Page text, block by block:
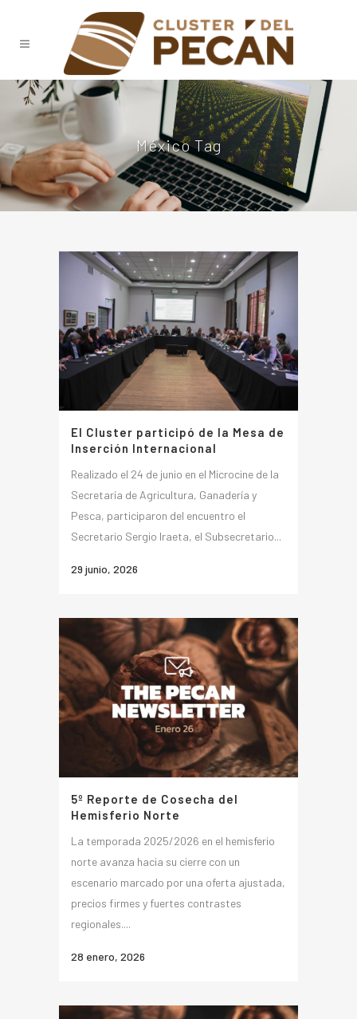
México Tag
El Cluster participó de la Mesa de
Inserción Internacional
Realizado el 24 de junio en el Microcine de la
Secretaría de Agricultura, Ganadería y
Pesca, participaron del encuentro el
Secretario Sergio Iraeta, el Subsecretario...
29 junio, 2026
5º Reporte de Cosecha del
Hemisferio Norte
La temporada 2025/2026 en el hemisferio
norte avanza hacia su cierre con un
escenario marcado por una oferta ajustada,
precios firmes y fuertes contrastes
regionales....
28 enero, 2026